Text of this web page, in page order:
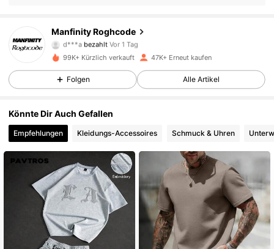
Manfinity Roghcode
4,70
27K Follower
d***abezahltVor 1 Tag
v***aistVor 1 Tag gefolgt
4,70 27K Follower
4,70 27K Follower
4,70 27K Follower
4,70 27K Follower
99K+ Kürzlich verkauft 47K+ Erneut kaufen
Folgen Alle Artikel
Könnte Dir Auch Gefallen
Empfehlungen Kleidungs-Accessoires Schmuck & Uhren